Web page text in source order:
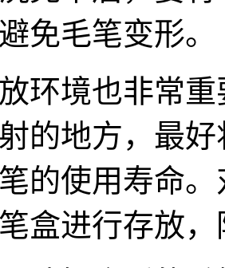
免毛笔变形。
环境也非常
的地方，最
的使用寿命
盒进行存放